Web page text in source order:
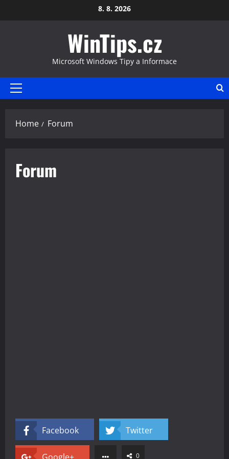
to
8. 8. 2026
WinTips.cz
Microsoft Windows Tipy a Informace
Primary
Home Forum
Forum
Facebook Twitter
0